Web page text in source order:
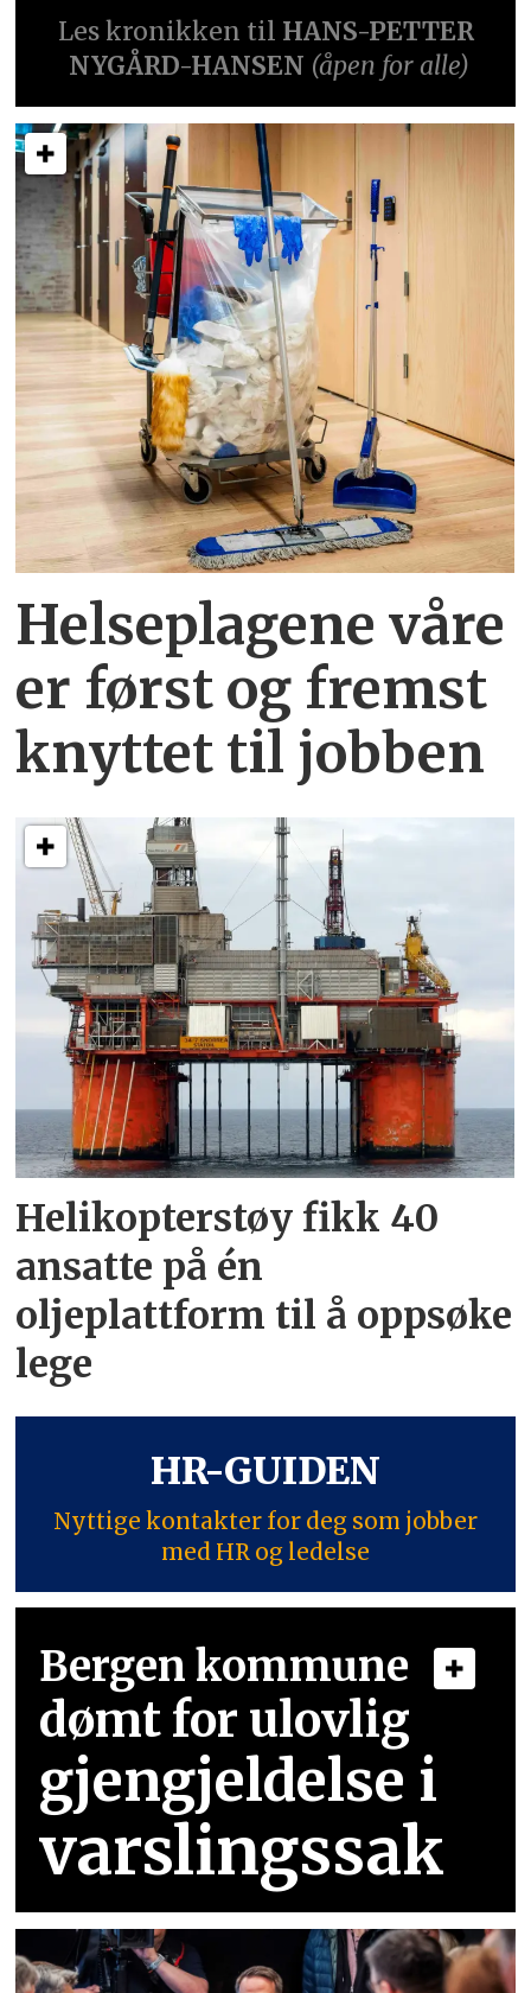
Les kronikken til HANS-PETTER
NYGÅRD-HANSEN (åpen for alle)
Helseplagene våre
er først og fremst
knyttet til jobben
Helikopterstøy fikk 40
ansatte på én
oljeplattform til å oppsøke
lege
HR-GUIDEN
Nyttige kontakter for deg som jobber
med HR og ledelse
Bergen kommune
dømt for ulovlig
gjengjeldelse i
varslingssak